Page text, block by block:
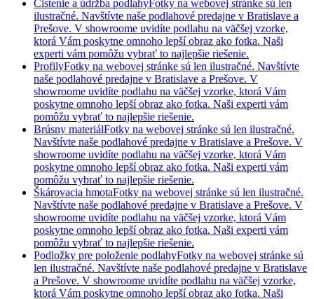
Čistenie a údržba podlahyFotky na webovej stránke sú len
ilustračné. Navštívte naše podlahové predajne v Bratislave a
Prešove. V showroome uvidíte podlahu na väčšej vzorke,
ktorá Vám poskytne omnoho lepší obraz ako fotka. Naši
experti vám pomôžu vybrať to najlepšie riešenie.
ProfilyFotky na webovej stránke sú len ilustračné. Navštívte
naše podlahové predajne v Bratislave a Prešove. V
showroome uvidíte podlahu na väčšej vzorke, ktorá Vám
poskytne omnoho lepší obraz ako fotka. Naši experti vám
pomôžu vybrať to najlepšie riešenie.
Brúsny materiálFotky na webovej stránke sú len ilustračné.
Navštívte naše podlahové predajne v Bratislave a Prešove. V
showroome uvidíte podlahu na väčšej vzorke, ktorá Vám
poskytne omnoho lepší obraz ako fotka. Naši experti vám
pomôžu vybrať to najlepšie riešenie.
Škárovacia hmotaFotky na webovej stránke sú len ilustračné.
Navštívte naše podlahové predajne v Bratislave a Prešove. V
showroome uvidíte podlahu na väčšej vzorke, ktorá Vám
poskytne omnoho lepší obraz ako fotka. Naši experti vám
pomôžu vybrať to najlepšie riešenie.
Podložky pre položenie podlahyFotky na webovej stránke sú
len ilustračné. Navštívte naše podlahové predajne v Bratislave
a Prešove. V showroome uvidíte podlahu na väčšej vzorke,
ktorá Vám poskytne omnoho lepší obraz ako fotka. Naši